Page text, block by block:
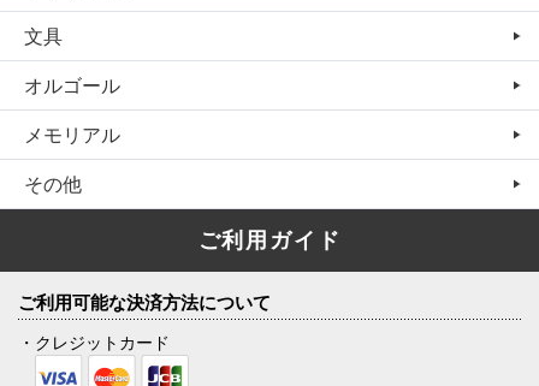
文具
オルゴール
メモリアル
その他
ご利用ガイド
ご利用可能な決済方法について
・クレジットカード